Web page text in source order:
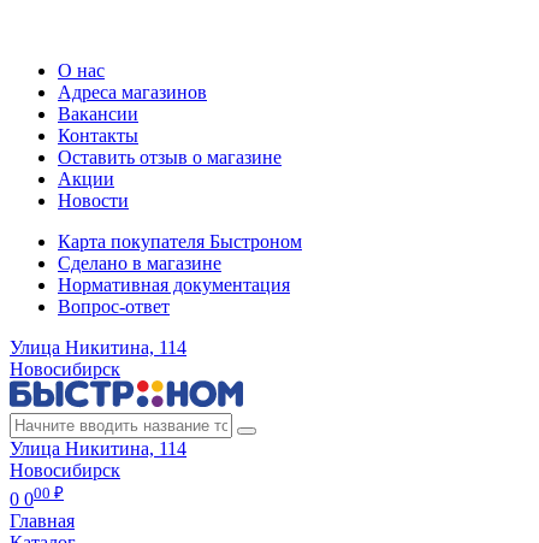
О нас
Адреса магазинов
Вакансии
Контакты
Оставить отзыв о магазине
Акции
Новости
Карта покупателя Быстроном
Сделано в магазине
Нормативная документация
Вопрос-ответ
Улица Никитина, 114
Новосибирск
Улица Никитина, 114
Новосибирск
0 000 ₽
Главная